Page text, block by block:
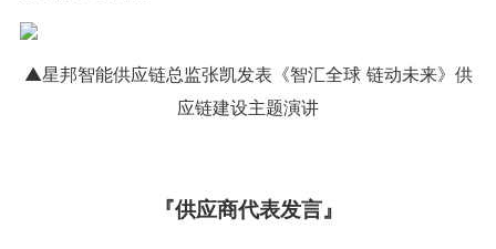
▲星邦智能供应链总监张凯发表《智汇全球 链动未来》供
应链建设主题演讲
『供应商代表发言』